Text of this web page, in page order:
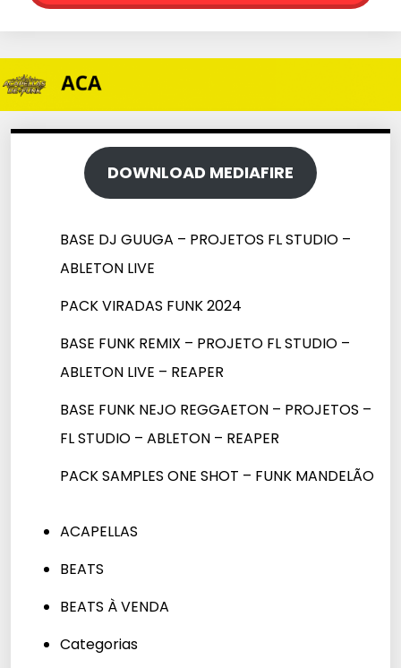
DOWNLOAD MEDIAFIRE
BASE DJ GUUGA – PROJETOS FL STUDIO –
ABLETON LIVE
PACK VIRADAS FUNK 2024
BASE FUNK REMIX – PROJETO FL STUDIO –
ABLETON LIVE – REAPER
BASE FUNK NEJO REGGAETON – PROJETOS –
FL STUDIO – ABLETON – REAPER
PACK SAMPLES ONE SHOT – FUNK MANDELÃO
ACAPELLAS
BEATS
BEATS À VENDA
Categorias